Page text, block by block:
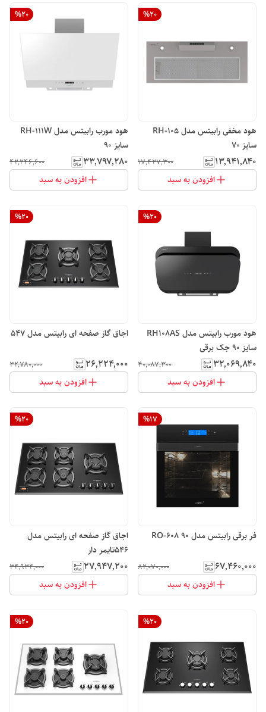
%20
هود مخفی رابیتس مدل RH-105
سایز 70
۱۳٬۹۴۱٬۸۴۰ ۱۷٬۴۲۷٬۳۰۰
افزودن به سبد
%20
هود مورب رابیتس مدل RH-111W
سایز 90
۳۳٬۷۹۷٬۲۸۰ ۴۲٬۲۴۶٬۶۰۰
افزودن به سبد
%20
هود مورب رابیتس مدل RH108AS
سایز 90 جک برقی
۳۲٬۰۶۹٬۸۴۰ ۴۰٬۰۸۷٬۳۰۰
افزودن به سبد
%20
اجاق گاز صفحه ای رابیتس مدل 547
۲۶٬۲۲۴٬۰۰۰ ۳۲٬۷۸۰٬۰۰۰
افزودن به سبد
%17
فر برقی رابیتس مدل RO-608 90
۶۷٬۴۶۰٬۰۰۰ ۸۲٬۰۷۰٬۰۰۰
افزودن به سبد
%20
اجاق گاز صفحه ای رابیتس مدل
546تایمر دار
۲۷٬۹۴۷٬۲۰۰ ۳۴٬۹۳۴٬۰۰۰
افزودن به سبد
%20
%20